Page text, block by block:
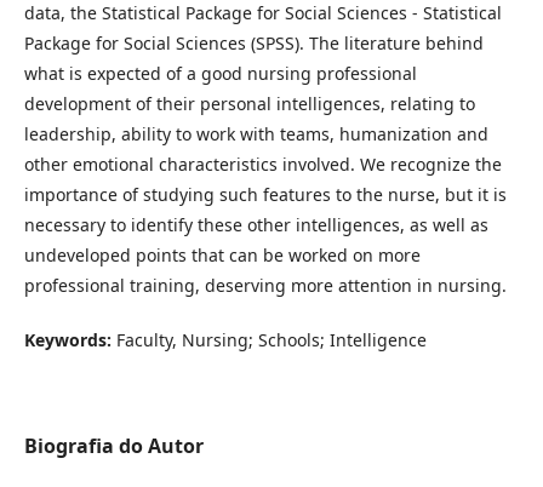
data, the Statistical Package for Social Sciences - Statistical
Package for Social Sciences (SPSS). The literature behind
what is expected of a good nursing professional
development of their personal intelligences, relating to
leadership, ability to work with teams, humanization and
other emotional characteristics involved. We recognize the
importance of studying such features to the nurse, but it is
necessary to identify these other intelligences, as well as
undeveloped points that can be worked on more
professional training, deserving more attention in nursing.
Keywords: Faculty, Nursing; Schools; Intelligence
Biografia do Autor